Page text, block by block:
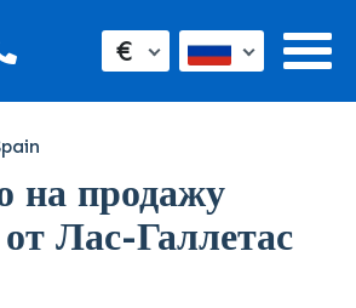
€
на продажу
Лас-Галлетас